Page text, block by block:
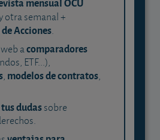
otra semanal +
Acciones.
web acomparadores
ETF...),
, modelos de contratos,
dudassobre